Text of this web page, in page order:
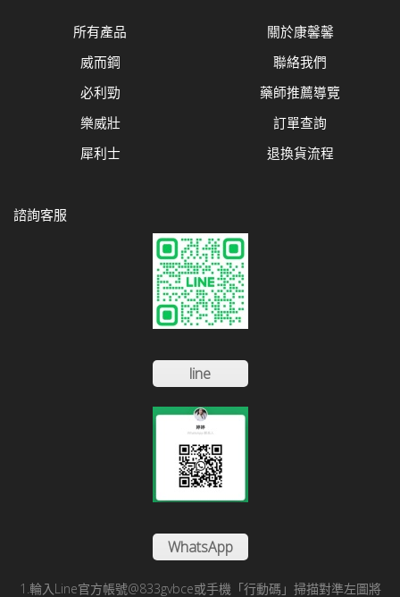
所有產品
威而鋼
必利勁
樂威壯
犀利士
關於康馨馨
聯絡我們
藥師推薦導覽
訂單查詢
退換貨流程
諮詢客服
line
WhatsApp
1.輪入Line官方帳號@833gvbce或手機「行動碼」掃描對準左圖將